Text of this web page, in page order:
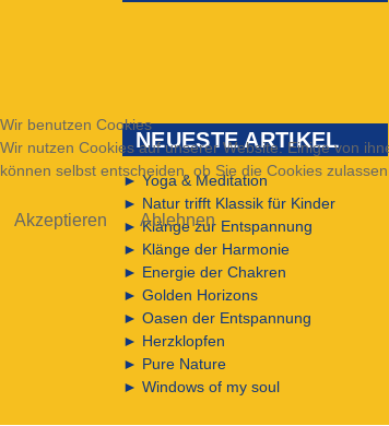
NEUESTE ARTIKEL
►Yoga & Meditation
► Natur trifft Klassik für Kinder
►Klänge zur Entspannung
► Klänge der Harmonie
► Energie der Chakren
► Golden Horizons
► Oasen der Entspannung
► Herzklopfen
► Pure Nature
► Windows of my soul
Wir benutzen Cookies
Wir nutzen Cookies auf unserer Website. Einige von
können selbst entscheiden, ob Sie die Cookies
Akzeptieren Ablehnen